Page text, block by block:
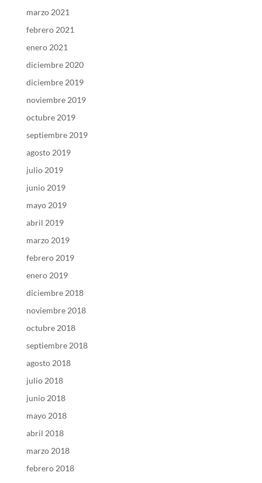
marzo 2021
febrero 2021
enero 2021
diciembre 2020
diciembre 2019
noviembre 2019
octubre 2019
septiembre 2019
agosto 2019
julio 2019
junio 2019
mayo 2019
abril 2019
marzo 2019
febrero 2019
enero 2019
diciembre 2018
noviembre 2018
octubre 2018
septiembre 2018
agosto 2018
julio 2018
junio 2018
mayo 2018
abril 2018
marzo 2018
febrero 2018